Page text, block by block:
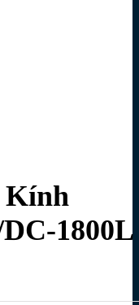
Kính
1800L